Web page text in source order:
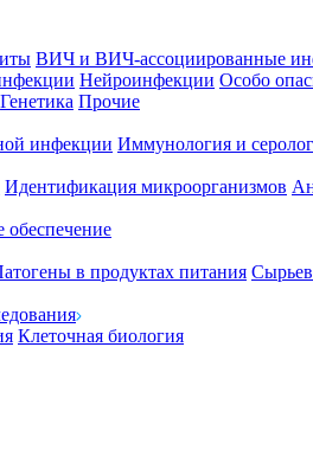
ВИЧ и ВИЧ-ассоциированные
Нейроинфекции Особо
Генетика Прочие
инфекции Иммунология и
Идентификация микроорганизмов
в продуктах питания
Клеточная биология